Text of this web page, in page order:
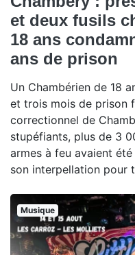
et deux fusils
18 ans
ans de prison
Un Chambérien de 18
et trois mois de prison
correctionnel de
stupéfiants, plus de 3
armes à feu avaient
son interpellation pour
Musique